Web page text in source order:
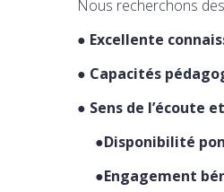
Nous recherchons
● Excellente
● Capacités
● Sens de l’écoute
●Disponibilité
●Engagement